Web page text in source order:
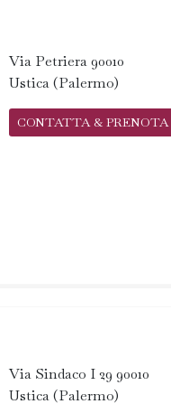
Via Petriera 90010
Ustica (Palermo)
CONTATTA & PRENOTA
Via Sindaco I 29 90010
Ustica (Palermo)